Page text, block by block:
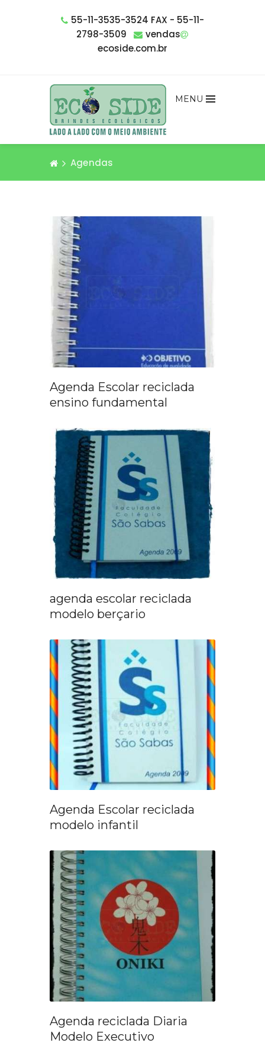
55-11-3535-3524 FAX - 55-11-
2798-3509
vendas
ecoside.com.br
MENU
Agendas
Agenda Escolar reciclada
ensino fundamental
agenda escolar reciclada
modelo berçario
Agenda Escolar reciclada
modelo infantil
Agenda reciclada Diaria
Modelo Executivo